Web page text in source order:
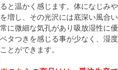
ると温かく感じます。体になじみ
を増し、その光沢には底深い風合
常に微細な気孔があり吸放湿性に
ベタつきを感じる事が少なく、湿
ことができます。